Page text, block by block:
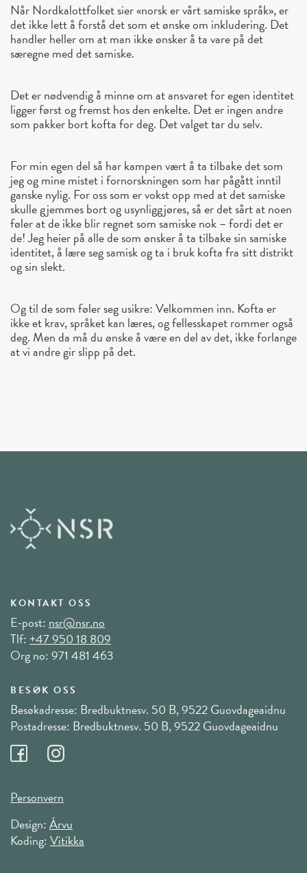
Når Nordkalottfolket sier «norsk er vårt samiske språk», er
det ikke lett å forstå det som et ønske om inkludering. Det
handler heller om at man ikke ønsker å ta vare på det
særegne med det samiske.
Det er nødvendig å minne om at ansvaret for egen identitet
ligger først og fremst hos den enkelte. Det er ingen andre
som pakker bort kofta for deg. Det valget tar du selv.
For min egen del så har kampen vært å ta tilbake det som
jeg og mine mistet i fornorskningen som har pågått inntil
ganske nylig. For oss som er vokst opp med at det samiske
skulle gjemmes bort og usynliggjøres, så er det sårt at noen
føler at de ikke blir regnet som samiske nok – fordi det er
de! Jeg heier på alle de som ønsker å ta tilbake sin samiske
identitet, å lære seg samisk og ta i bruk kofta fra sitt distrikt
og sin slekt.
Og til de som føler seg usikre: Velkommen inn. Kofta er
ikke et krav, språket kan læres, og fellesskapet rommer også
deg. Men da må du ønske å være en del av det, ikke forlange
at vi andre gir slipp på det.
KONTAKT OSS
E-post:nsr@nsr.no
Tlf:+47 950 18 809
Org no: 971 481 463
BESØK OSS
Besøkadresse: Bredbuktnesv. 50 B, 9522 Guovdageaidnu
Postadresse: Bredbuktnesv. 50 B, 9522 Guovdageaidnu
Personvern
Design:Árvu
Koding:Vitikka